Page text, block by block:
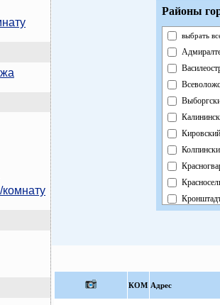
Районы
выбрать
Кировский
КOМ Адрес